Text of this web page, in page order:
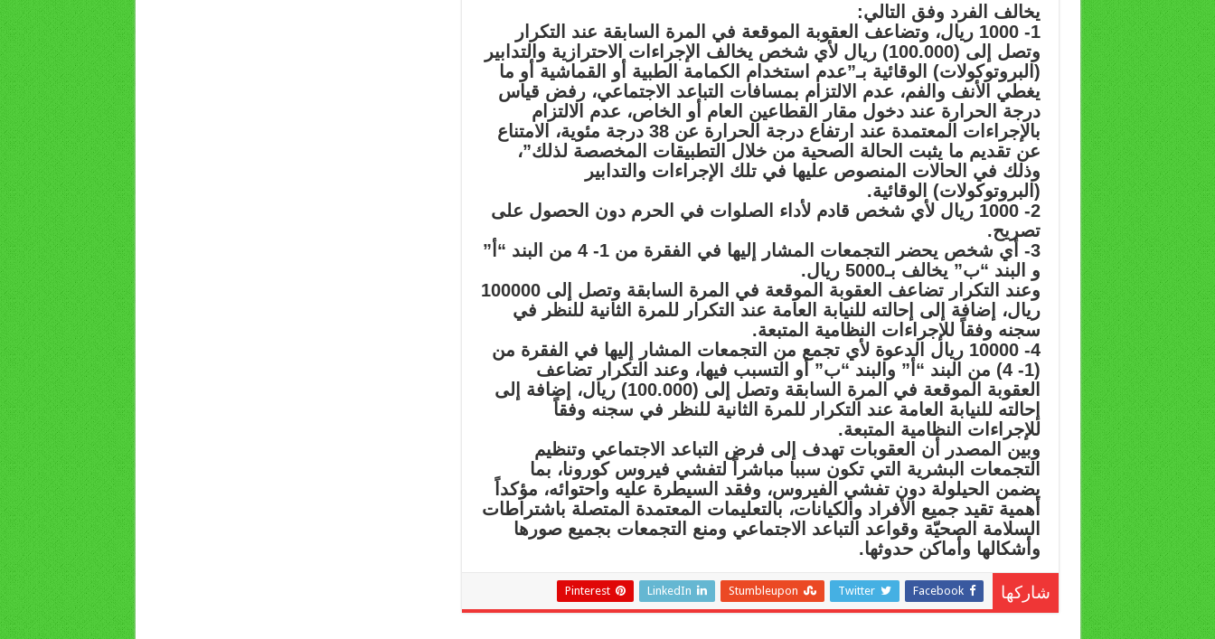
يخالف الفرد وفق التالي:
1- 1000 ريال، وتضاعف العقوبة الموقعة في المرة السابقة عند التكرار
وتصل إلى (100.000) ريال لأي شخص يخالف الإجراءات الاحترازية والتدابير
(البروتوكولات) الوقائية بـ”عدم استخدام الكمامة الطبية أو القماشية أو ما
يغطي الأنف والفم، عدم الالتزام بمسافات التباعد الاجتماعي، رفض قياس
درجة الحرارة عند دخول مقار القطاعين العام أو الخاص، عدم الالتزام
بالإجراءات المعتمدة عند ارتفاع درجة الحرارة عن 38 درجة مئوية، الامتناع
عن تقديم ما يثبت الحالة الصحية من خلال التطبيقات المخصصة لذلك”،
وذلك في الحالات المنصوص عليها في تلك الإجراءات والتدابير
(البروتوكولات) الوقائية.
2- 1000 ريال لأي شخص قادم لأداء الصلوات في الحرم دون الحصول على
تصريح.
3- أي شخص يحضر التجمعات المشار إليها في الفقرة من 1- 4 من البند “أ”
و البند “ب” يخالف بـ5000 ريال.
وعند التكرار تضاعف العقوبة الموقعة في المرة السابقة وتصل إلى 100000
ريال، إضافة إلى إحالته للنيابة العامة عند التكرار للمرة الثانية للنظر في
سجنه وفقاً للإجراءات النظامية المتبعة.
4- 10000 ريال الدعوة لأي تجمع من التجمعات المشار إليها في الفقرة من
(1- 4) من البند “أ” والبند “ب” أو التسبب فيها، وعند التكرار تضاعف
العقوبة الموقعة في المرة السابقة وتصل إلى (100.000) ريال، إضافة إلى
إحالته للنيابة العامة عند التكرار للمرة الثانية للنظر في سجنه وفقاً
للإجراءات النظامية المتبعة.
وبين المصدر أن العقوبات تهدف إلى فرض التباعد الاجتماعي وتنظيم
التجمعات البشرية التي تكون سببا مباشراً لتفشي فيروس كورونا، بما
يضمن الحيلولة دون تفشي الفيروس، وفقد السيطرة عليه واحتوائه، مؤكداً
أهمية تقيد جميع الأفراد والكيانات، بالتعليمات المعتمدة المتصلة باشتراطات
السلامة الصحيّة وقواعد التباعد الاجتماعي ومنع التجمعات بجميع صورها
وأشكالها وأماكن حدوثها.
شاركها Facebook
Twitter
Stumbleupon
LinkedIn
Pinterest